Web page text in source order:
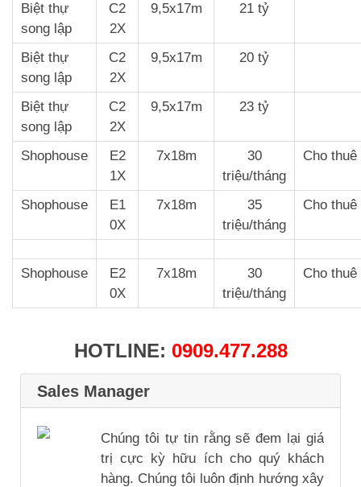
Biệt thự
song lập
C2
2X
9,5x17m 21 tỷ
Biệt thự
song lập
C2
2X
9,5x17m 20 tỷ
Biệt thự
song lập
C2
2X
9,5x17m 23 tỷ
Shophouse
E2
1X
7x18m
30
triệu/tháng
Cho thuê
Shophouse
E1
0X
7x18m
35
triệu/tháng
Cho thuê
Shophouse
E2
0X
7x18m
30
triệu/tháng
Cho thuê
HOTLINE: 0909.477.288
Sales Manager
Chúng tôi tự tin rằng sẽ đem lại giá
trị cực kỳ hữu ích cho quý khách
hàng. Chúng tôi luôn định hướng xây